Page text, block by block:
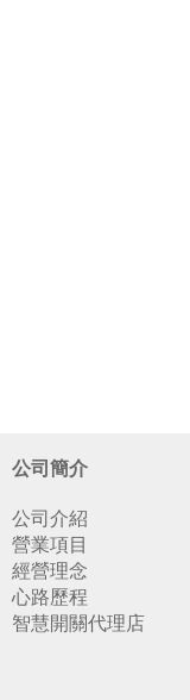
公司簡介
公司介紹
營業項目
經營理念
心路歷程
智慧開關代理店